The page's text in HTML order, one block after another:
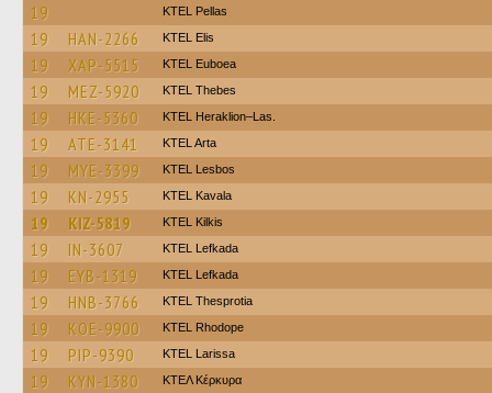
19 KTEL Pellas
19 HAN-2266 KTEL Elis
19 XAP-5515 ΚΤΕL Euboea
19 MEZ-5920 KTEL Thebes
19 HKE-5360 KTEL Heraklion–Las.
19 ATE-3141 KTEL Arta
19 MYE-3399 KTEL Lesbos
19 KN-2955 KTEL Kavala
19 KIZ-5819 KTEL Kilkis
19 IN-3607 KTEL Lefkada
19 EYB-1319 KTEL Lefkada
19 HNB-3766 KTEL Thesprotia
19 KOE-9900 KTEL Rhodope
19 PIP-9390 KTEL Larissa
19 KYN-1380 ΚΤΕΛ Κέρκυρα